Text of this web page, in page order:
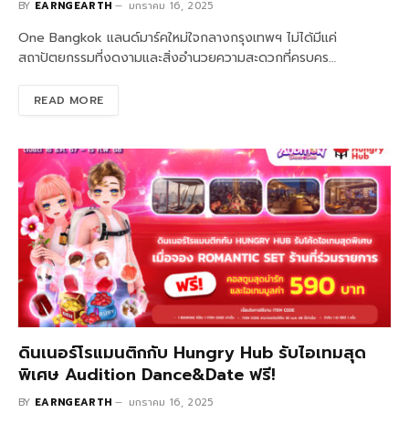
BY EARNGEARTH มกราคม 16, 2025
One Bangkok แลนด์มาร์คใหม่ใจกลางกรุงเทพฯ ไม่ได้มีแค่
สถาปัตยกรรมที่งดงามและสิ่งอำนวยความสะดวกที่ครบคร…
READ MORE
ดินเนอร์โรแมนติกกับ Hungry Hub รับไอเทมสุด
พิเศษ Audition Dance&Date ฟรี!
BY EARNGEARTH มกราคม 16, 2025